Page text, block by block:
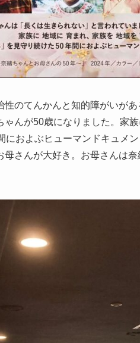
のてんかんと知的障がいが
んが50歳になりました。家
におよぶヒューマンドキュメ
母さんが大好き。お母さんは